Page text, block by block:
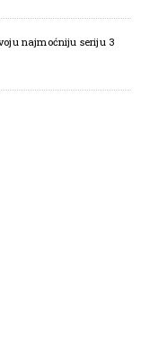
najmoćniju seriju 3